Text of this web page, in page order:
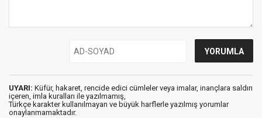
UYARI: Küfür, hakaret, rencide edici cümleler veya imalar, inançlara saldırı
içeren, imla kuralları ile yazılmamış,
Türkçe karakter kullanılmayan ve büyük harflerle yazılmış yorumlar
onaylanmamaktadır.